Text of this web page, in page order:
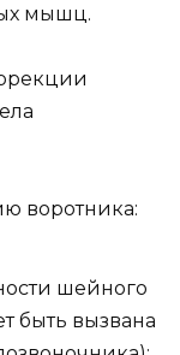
мышц.
воротника:
шейного
быть вызвана